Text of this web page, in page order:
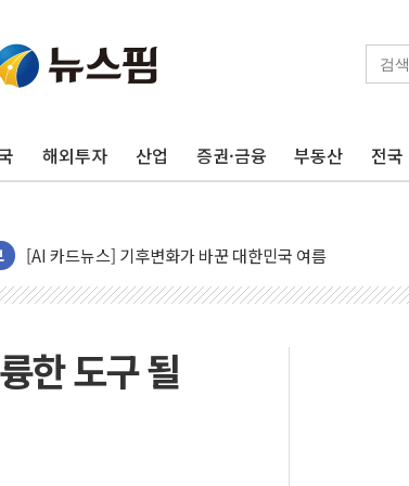
해외투자 산업 증권·금융 부동산 전국
신인류콘텐츠, 핀란드 AI 기업 Audission Oy와 운영 파
"일부 존치" vs "전면 개발"…서리풀2구역 갈등, 협의 테
국민의힘 윤리위, '부산 돌려차기 발언' 논란 서범수·진종
수박으로 여름 나는 하마
캠코, 5918억원 규모 압류재산 1506건 공매
[시승기] 공간·승차감 잡은 볼보 EX90…'올 터치'는 호불호
한 도구 될